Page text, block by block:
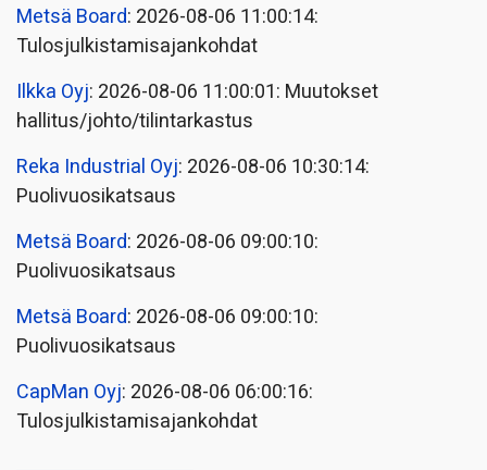
Metsä Board: 2026-08-06 11:00:14:
Tulosjulkistamisajankohdat
Ilkka Oyj: 2026-08-06 11:00:01: Muutokset
hallitus/johto/tilintarkastus
Reka Industrial Oyj: 2026-08-06 10:30:14:
Puolivuosikatsaus
Metsä Board: 2026-08-06 09:00:10:
Puolivuosikatsaus
Metsä Board: 2026-08-06 09:00:10:
Puolivuosikatsaus
CapMan Oyj: 2026-08-06 06:00:16:
Tulosjulkistamisajankohdat